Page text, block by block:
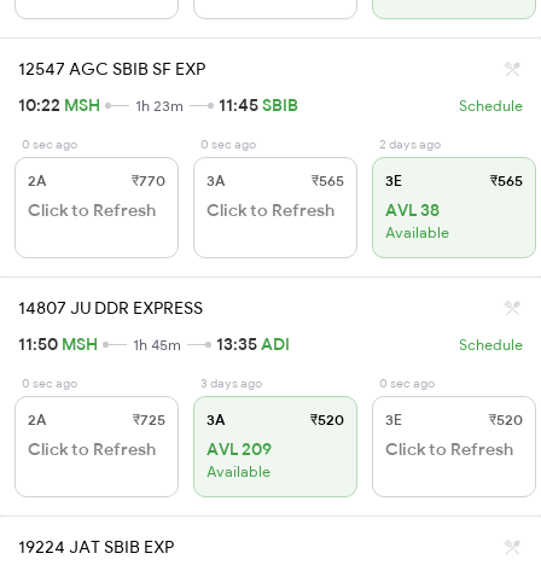
12547 AGC SBIB SF EXP
10:22 MSH 1h 23m 11:45SBIB Schedule
0 sec ago
2A ₹770
Click to Refresh
0 sec ago
3A ₹565
Click to Refresh
2 days ago
3E ₹565
AVL 38
Available
14807 JU DDR EXPRESS
11:50 MSH 1h 45m 13:35ADI Schedule
0 sec ago
2A ₹725
Click to Refresh
3 days ago
3A ₹520
AVL 209
Available
0 sec ago
3E ₹520
Click to Refresh
19224 JAT SBIB EXP